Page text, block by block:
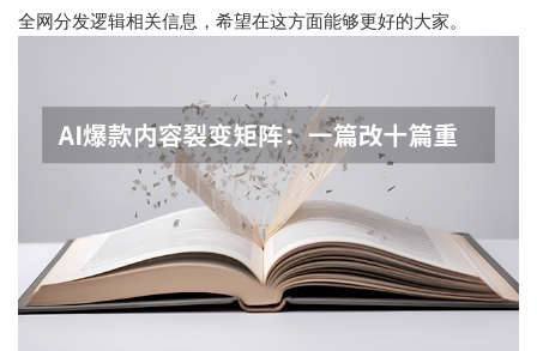
全网分发逻辑相关信息，希望在这方面能够更好的大家。